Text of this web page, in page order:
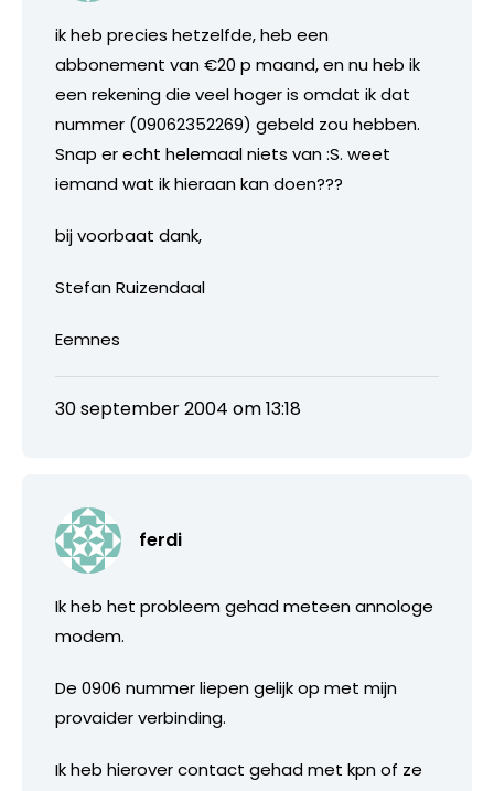
ik heb precies hetzelfde, heb een
abbonement van €20 p maand, en nu heb ik
een rekening die veel hoger is omdat ik dat
nummer (09062352269) gebeld zou hebben.
Snap er echt helemaal niets van :S. weet
iemand wat ik hieraan kan doen???
bij voorbaat dank,
Stefan Ruizendaal
Eemnes
30 september 2004 om 13:18
ferdi
Ik heb het probleem gehad meteen annologe
modem.
De 0906 nummer liepen gelijk op met mijn
provaider verbinding.
Ik heb hierover contact gehad met kpn of ze